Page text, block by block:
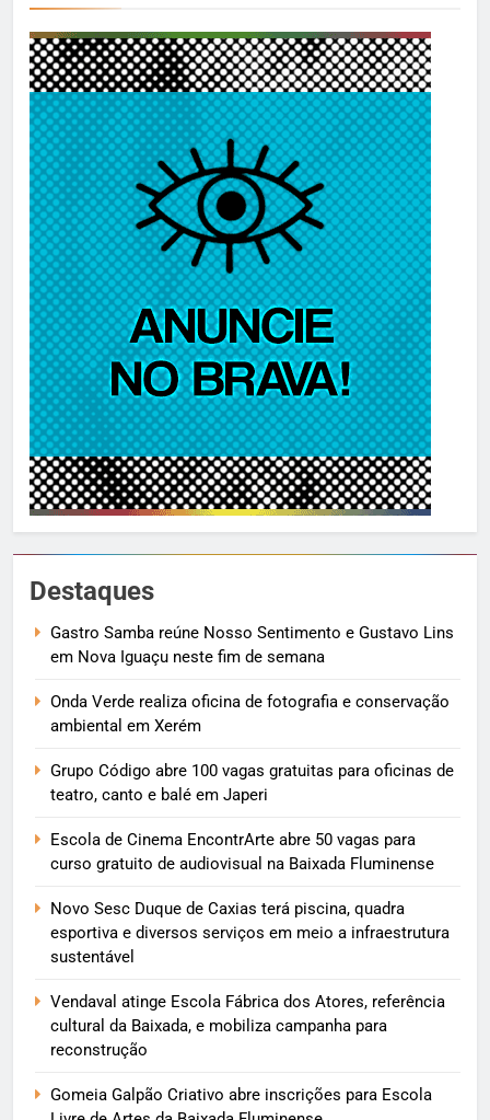
Destaques
Gastro Samba reúne Nosso Sentimento e Gustavo Lins
em Nova Iguaçu neste fim de semana
Onda Verde realiza oficina de fotografia e conservação
ambiental em Xerém
Grupo Código abre 100 vagas gratuitas para oficinas de
teatro, canto e balé em Japeri
Escola de Cinema EncontrArte abre 50 vagas para
curso gratuito de audiovisual na Baixada Fluminense
Novo Sesc Duque de Caxias terá piscina, quadra
esportiva e diversos serviços em meio a infraestrutura
sustentável
Vendaval atinge Escola Fábrica dos Atores, referência
cultural da Baixada, e mobiliza campanha para
reconstrução
Gomeia Galpão Criativo abre inscrições para Escola